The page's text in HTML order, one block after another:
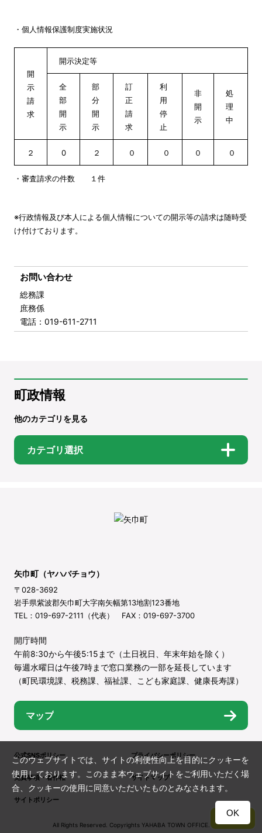
・個人情報保護制度実施状況
開
示
請
求
開示決定等
全
部
開
示
部
分
開
示
訂
正
請
求
利
用
停
止
非
開
示
処
理
中
２ 0 ２ ０ ０ ０ ０
・審査請求の件数 １件
※行政情報及び本人による個人情報についての開示等の請求は随時受
け付けております。
お問い合わせ
総務課
庶務係
電話 ：019-611-2711
町政情報
他のカテゴリを見る
カテゴリ選択
矢巾町（ヤハバチョウ）
〒028-3692
岩手県紫波郡矢巾町大字南矢幅第13地割123番地
TEL：019-697-2111（代表） FAX：019-697-3700
開庁時間
午前8:30から午後5:15まで（土日祝日、年末年始を除く）
毎週水曜日は午後7時まで窓口業務の一部を延長しています
（町民環境課、税務課、福祉課、こども家庭課、健康長寿課）
マップ
公式SNSポリシー プライバシーポリシー
免責事項・著作権 サイトマップ
サイトポリシー
All Rights Reserved. Copyrights YAHABA TOWN OFFICE.
TOP
このウェブサイトでは、サイトの利便性向上を目的にクッキーを
使用しております。このまま本ウェブサイトをご利用いただく場
合、クッキーの使用に同意いただいたものとみなされます。
OK